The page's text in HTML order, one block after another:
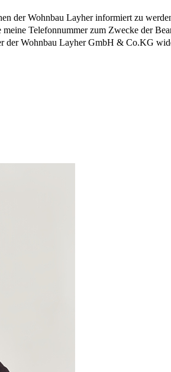
der Wohnbau Layher informiert zu
Telefonnummer zum Zwecke der
der Wohnbau Layher GmbH & Co.KG